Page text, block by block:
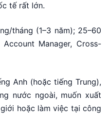
tế rất lớn.
tháng (1–3 năm); 25–60
Manager, Cross-
Anh (hoặc tiếng Trung),
nước ngoài, muốn xuất
hoặc làm việc tại công